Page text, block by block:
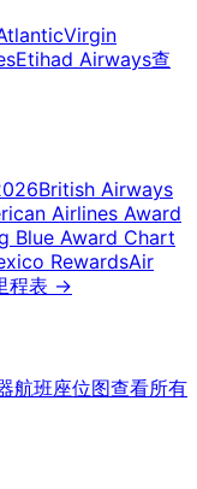
Virgin
Etihad Airways查
British Airways
Airlines Award
Blue Award Chart
RewardsAir
程表 →
航班座位图查看所有